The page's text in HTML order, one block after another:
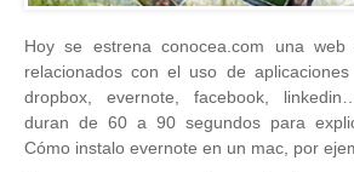
Hoy se estrena conocea.com una
relacionados con el uso de
dropbox, evernote, facebook,
duran de 60 a 90 segundos para
Cómo instalo evernote en un mac, por